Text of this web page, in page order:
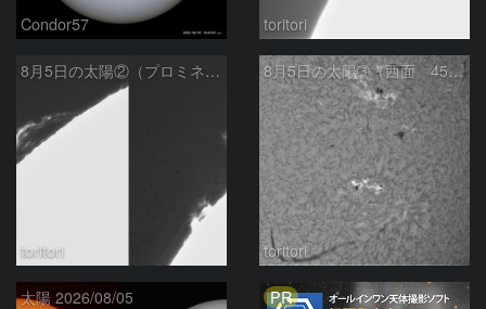
Condor57 toritori
8月5日の太陽②（プロミネンス北東縁 ）
toritori
8月5日の太陽➂（西面 4502 C1.7フレア ）
toritori
太陽 2026/08/05 PR